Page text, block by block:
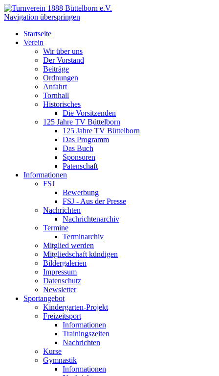
Navigation überspringen
Startseite
Verein
Wir über uns
Der Vorstand
Beiträge
Ordnungen
Anfahrt
Tornhall
Historisches
Die Vorsitzenden
125 Jahre TV Büttelborn
125 Jahre TV Büttelborn
Das Programm
Das Buch
Sponsoren
Patenschaft
Informationen
FSJ
Bewerbung
FSJ - Aus der Presse
Nachrichten
Nachrichtenarchiv
Termine
Terminarchiv
Mitglied werden
Mitgliedschaft kündigen
Bildergalerien
Impressum
Datenschutz
Newsletter
Sportangebot
Kindergarten-Projekt
Freizeitsport
Informationen
Trainingszeiten
Nachrichten
Kurse
Gymnastik
Informationen